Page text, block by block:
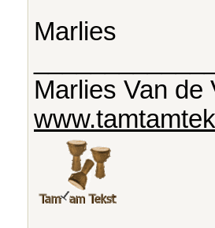
Marlies
Marlies Van de